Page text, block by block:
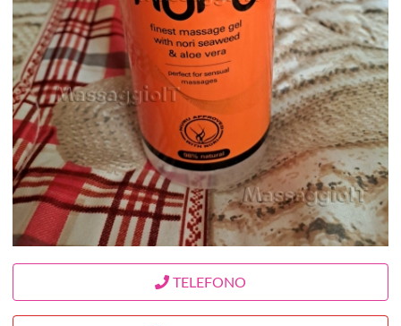
TELEFONO